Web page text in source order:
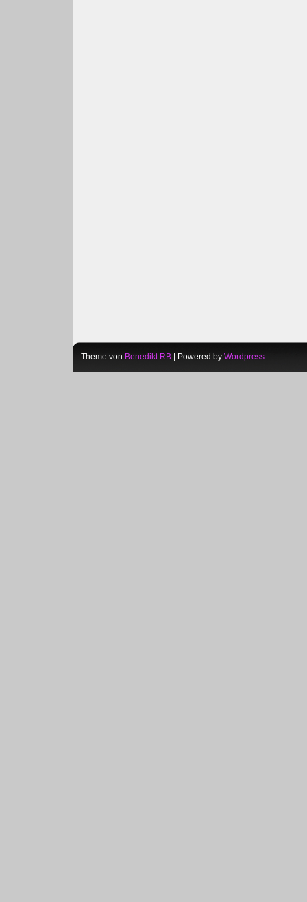
Theme von Benedikt RB | Powered by Wordpress